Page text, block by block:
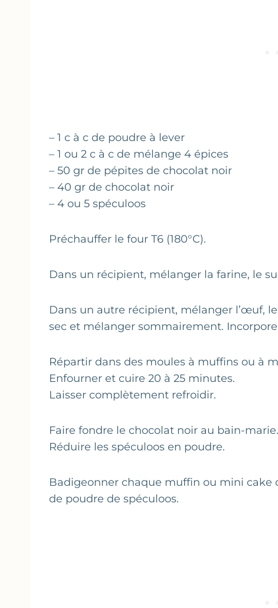
– 1 c à c de poudre à lever
– 1 ou 2 c à c de mélange 4 épices
– 50 gr de pépites de chocolat noir
– 40 gr de chocolat noir
– 4 ou 5 spéculoos
Préchauffer le four T6 (180°C).
Dans un récipient, mélanger la farine, le
Dans un autre récipient, mélanger l’œuf,
sec et mélanger sommairement.
Répartir dans des moules à muffins ou à
Enfourner et cuire 20 à 25 minutes.
Laisser complètement refroidir.
Faire fondre le chocolat noir au bain-marie.
Réduire les spéculoos en poudre.
Badigeonner chaque muffin ou mini cake
de poudre de spéculoos.